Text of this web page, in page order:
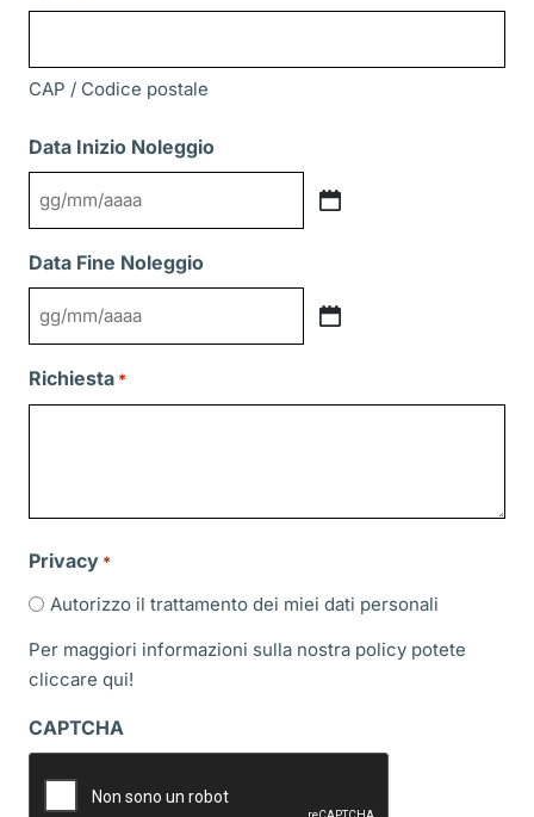
CAP / Codice postale
Data Inizio Noleggio
GG
MM
slash
AAAA
Data Fine Noleggio
GG
MM
Richiesta *
Privacy *
Autorizzo il trattamento dei miei dati personali
Per maggiori informazioni sulla nostra policy potete
cliccare qui!
CAPTCHA